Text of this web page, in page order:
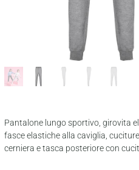
Pantalone lungo sportivo, girovita
fasce elastiche alla caviglia,
cerniera e tasca posteriore con